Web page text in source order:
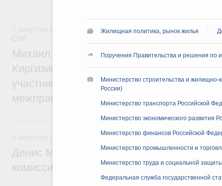
Жилищная политика, рынок жилья
Поручения Правительства и решения по
Министерство строительства и
России)
Министерство транспорта Российской
Министерство экономического развития
Министерство финансов Российской
Министерство промышленности и
Министерство труда и социальной
Федеральная служба государственной
Евразийский экономический союз.
СНГ
Михаил Мишустин принял участие во
Киргизии Садыра Жапарова с главами
участников заседания Евразийского
межправительственного совета
6 августа, четверг
Общие вопросы промышленной политики
Денис Мантуров провёл заседание
комиссии по промышленности